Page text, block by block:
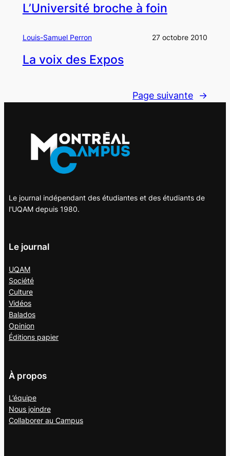
L’Université broche à foin
Louis-Samuel Perron 27 octobre 2010
La voix des Expos
Page suivante →
Le journal indépendant des étudiantes et des étudiants de
l'UQAM depuis 1980.
Le journal
UQAM
Société
Culture
Vidéos
Balados
Opinion
Éditions papier
À propos
L’équipe
Nous joindre
Collaborer au Campus